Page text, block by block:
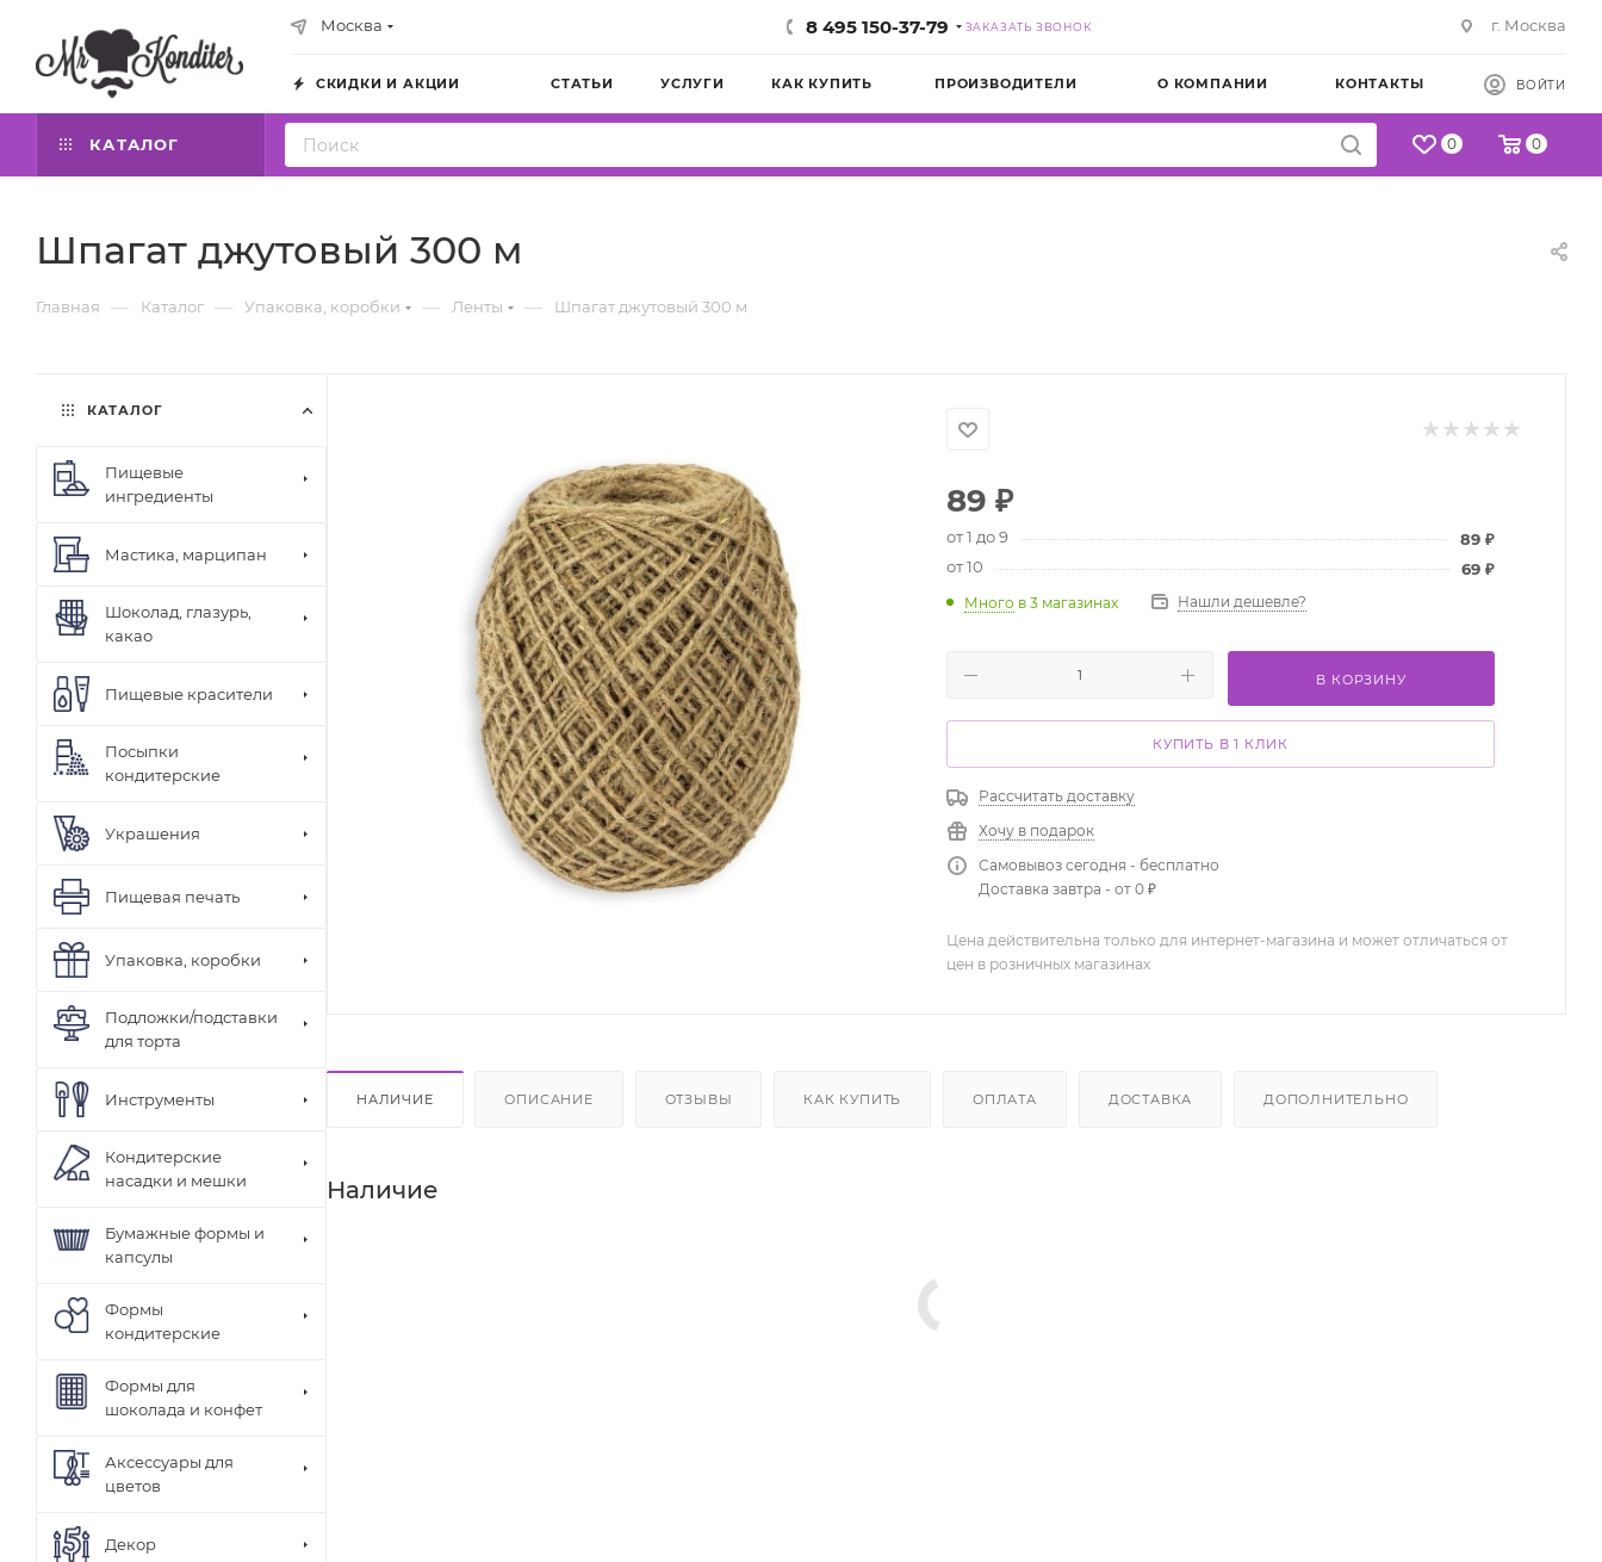
Москва 8 495 150-37-79 ЗАКАЗАТЬ ЗВОНОК г. Москва
СКИДКИ И АКЦИИ СТАТЬИ УСЛУГИ КАК КУПИТЬ ПРОИЗВОДИТЕЛИ О КОМПАНИИ КОНТАКТЫ ВОЙТИ
КАТАЛОГ 0 0
Шпагат джутовый 300 м
Главная — Каталог — Упаковка, коробки — Ленты — Шпагат джутовый 300 м
89 ₽
от 1 до 9 89 ₽
от 10
69 ₽
Много в 3 магазинах Нашли дешевле?
В КОРЗИНУ
КУПИТЬ В 1 КЛИК
Рассчитать доставку
Хочу в подарок
Самовывоз сегодня - бесплатно
Доставка завтра - от 0 ₽
Цена действительна только для интернет-магазина и может отличаться от
цен в розничных магазинах
НАЛИЧИЕ ОПИСАНИЕ ОТЗЫВЫ КАК КУПИТЬ ОПЛАТА ДОСТАВКА ДОПОЛНИТЕЛЬНО
Наличие
КАТАЛОГ
Пищевые
ингредиенты
Мастика, марципан
Шоколад, глазурь,
какао
Пищевые красители
Посыпки
кондитерские
Украшения
Пищевая печать
Упаковка, коробки
Подложки/подставки
для торта
Инструменты
Кондитерские
насадки и мешки
Бумажные формы и
капсулы
Формы
кондитерские
Формы для
шоколада и конфет
Аксессуары для
цветов
Декор